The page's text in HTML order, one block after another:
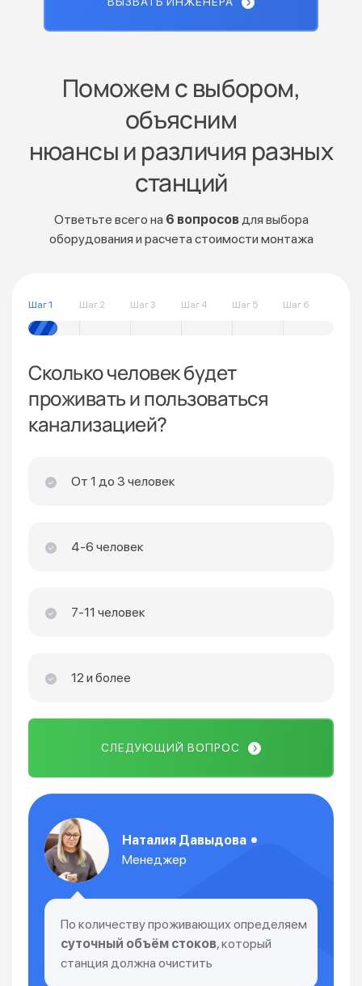
Поможем с выбором,
объясним
нюансы и различия разных
станций
Ответьте всего на 6 вопросовдля выбора
оборудования и расчета стоимости монтажа
Шаг 1 Шаг 2 Шаг 3 Шаг 4 Шаг 5 Шаг 6
Сколько человек будет
проживать и пользоваться
канализацией?
От 1 до 3 человек
4-6 человек
7-11 человек
12 и более
СЛЕДУЮЩИЙ ВОПРОС
Наталия Давыдова
Менеджер
По количеству проживающих определяем
суточный объём стоков, который
станция должна очистить